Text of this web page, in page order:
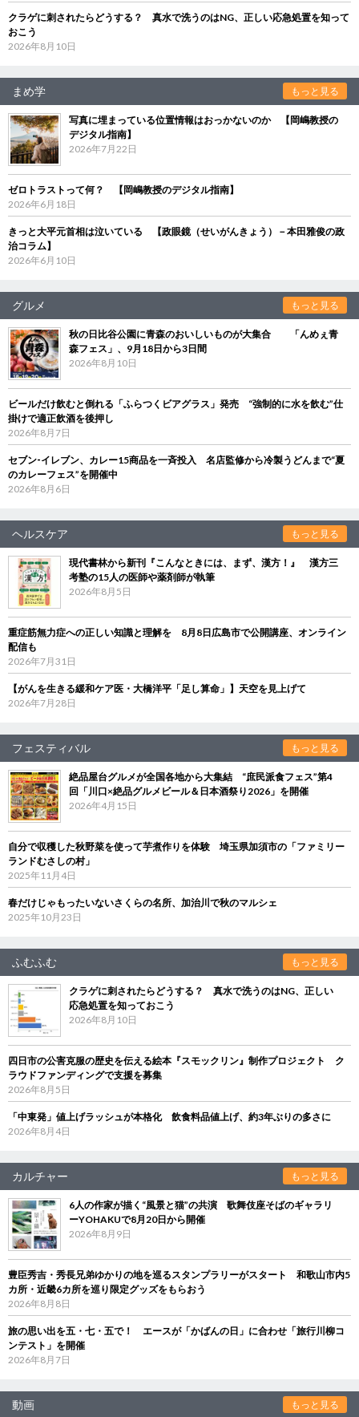
クラゲに刺されたらどうする？ 真水で洗うのはNG、正しい応急処置を知って
おこう
2026年8月10日
まめ学 もっと見る
写真に埋まっている位置情報はおっかないのか 【岡嶋教授の
デジタル指南】
2026年7月22日
ゼロトラストって何？ 【岡嶋教授のデジタル指南】
2026年6月18日
きっと大平元首相は泣いている 【政眼鏡（せいがんきょう）－本田雅俊の政
治コラム】
2026年6月10日
グルメ もっと見る
秋の日比谷公園に青森のおいしいものが大集合 「んめぇ青
森フェス」、9月18日から3日間
2026年8月10日
ビールだけ飲むと倒れる「ふらつくビアグラス」発売 “強制的に水を飲む”仕
掛けで適正飲酒を後押し
2026年8月7日
セブン‐イレブン、カレー15商品を一斉投入 名店監修から冷製うどんまで“夏
のカレーフェス”を開催中
2026年8月6日
ヘルスケア もっと見る
現代書林から新刊『こんなときには、まず、漢方！』 漢方三
考塾の15人の医師や薬剤師が執筆
2026年8月5日
重症筋無力症への正しい知識と理解を 8月8日広島市で公開講座、オンライン
配信も
2026年7月31日
【がんを生きる緩和ケア医・大橋洋平「足し算命」】天空を見上げて
2026年7月28日
フェスティバル もっと見る
絶品屋台グルメが全国各地から大集結 “庶民派食フェス”第4
回「川口×絶品グルメビール＆日本酒祭り2026」を開催
2026年4月15日
自分で収穫した秋野菜を使って芋煮作りを体験 埼玉県加須市の「ファミリー
ランドむさしの村」
2025年11月4日
春だけじゃもったいないさくらの名所、加治川で秋のマルシェ
2025年10月23日
ふむふむ もっと見る
クラゲに刺されたらどうする？ 真水で洗うのはNG、正しい
応急処置を知っておこう
2026年8月10日
四日市の公害克服の歴史を伝える絵本『スモックリン』制作プロジェクト ク
ラウドファンディングで支援を募集
2026年8月5日
「中東発」値上げラッシュが本格化 飲食料品値上げ、約3年ぶりの多さに
2026年8月4日
カルチャー もっと見る
6人の作家が描く“風景と猫”の共演 歌舞伎座そばのギャラリ
ーYOHAKUで8月20日から開催
2026年8月9日
豊臣秀吉・秀長兄弟ゆかりの地を巡るスタンプラリーがスタート 和歌山市内5
カ所・近畿6カ所を巡り限定グッズをもらおう
2026年8月8日
旅の思い出を五・七・五で！ エースが「かばんの日」に合わせ「旅行川柳コ
ンテスト」を開催
2026年8月7日
動画 もっと見る